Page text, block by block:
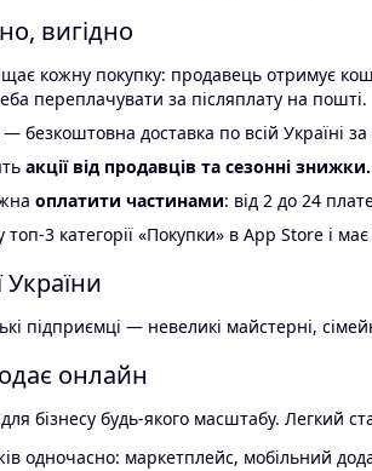
вигідно
кожну покупку: продавець отримує
переплачувати за післяплату на пошті.
безкоштовна доставка по всій Україні
акції від продавців та сезонні знижки.
оплатити частинами: від 2 до 24
3 категорії «Покупки» в App Store і
України
підприємці — невеликі майстерні,
онлайн
бізнесу будь-якого масштабу. Легкий
одночасно: маркетплейс, мобільний